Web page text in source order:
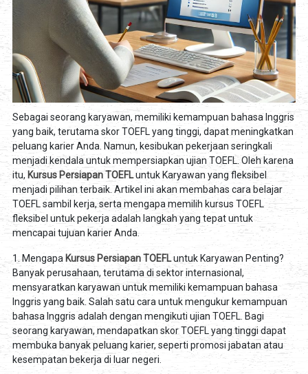
Sebagai seorang karyawan, memiliki kemampuan bahasa Inggris
yang baik, terutama skor TOEFL yang tinggi, dapat meningkatkan
peluang karier Anda. Namun, kesibukan pekerjaan seringkali
menjadi kendala untuk mempersiapkan ujian TOEFL. Oleh karena
itu, Kursus Persiapan TOEFLuntuk Karyawan yang fleksibel
menjadi pilihan terbaik. Artikel ini akan membahas cara belajar
TOEFL sambil kerja, serta mengapa memilih kursus TOEFL
fleksibel untuk pekerja adalah langkah yang tepat untuk
mencapai tujuan karier Anda.
1. Mengapa Kursus Persiapan TOEFLuntuk Karyawan Penting?
Banyak perusahaan, terutama di sektor internasional,
mensyaratkan karyawan untuk memiliki kemampuan bahasa
Inggris yang baik. Salah satu cara untuk mengukur kemampuan
bahasa Inggris adalah dengan mengikuti ujian TOEFL. Bagi
seorang karyawan, mendapatkan skor TOEFL yang tinggi dapat
membuka banyak peluang karier, seperti promosi jabatan atau
kesempatan bekerja di luar negeri.